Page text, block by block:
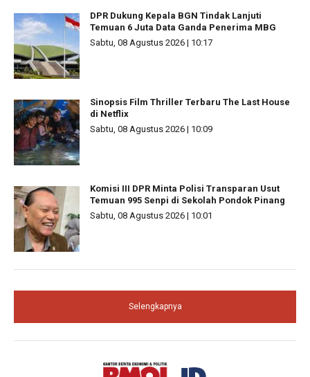
DPR Dukung Kepala BGN Tindak Lanjuti
Temuan 6 Juta Data Ganda Penerima MBG
Sabtu, 08 Agustus 2026 | 10:17
Sinopsis Film Thriller Terbaru The Last House
di Netflix
Sabtu, 08 Agustus 2026 | 10:09
Komisi III DPR Minta Polisi Transparan Usut
Temuan 995 Senpi di Sekolah Pondok Pinang
Sabtu, 08 Agustus 2026 | 10:01
Selengkapnya